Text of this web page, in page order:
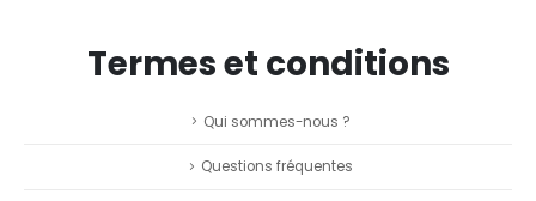
Termes et conditions
Qui sommes-nous ?
Questions fréquentes